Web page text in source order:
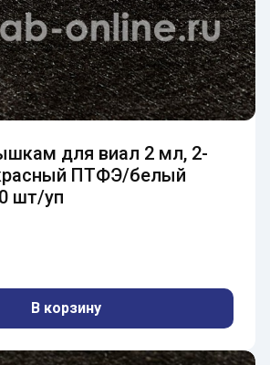
для виал 2 мл, 2-
ПТФЭ/белый
шт/уп
В корзину